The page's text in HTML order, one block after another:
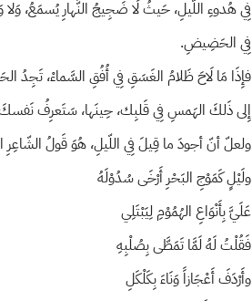
فِي هُدوءِ اللَّيلِ، حَيثُ لَا ضَجِيجُ النَّهارِ يُسمَعُ،
فِي الحَضِيضِ.
فإِذَا مَا لَاحَ ظَلامُ الغَسَقِ فِي أُفُقِ السَّماءْ، تَجِدُ
إِلى ذَلكَ الهَمسِ فِي قَلبِك، حِينَها، سَتَعرِفُ نَفسكَ
ولعلّ أنّ أجودَ ما قِيلَ فِي اللّيلِ، هُوَ قَولُ
ولَيْلٍ كَمَوْجِ البَحْرِ أَرْخَى سُدُوْلَهُ
عَلَيَّ بِأَنْوَاعِ الهُمُوْمِ لِيَبْتَلِي
فَقُلْتُ لَهُ لَمَّا تَمَطَّى بِصُلْبِهِ
وأَرْدَفَ أَعْجَازاً وَنَاءَ بِكَلْكَلِ